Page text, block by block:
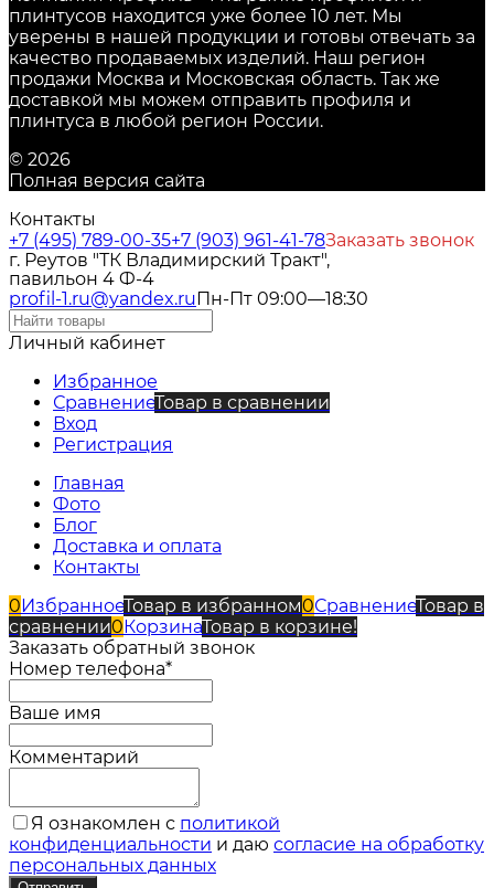
плинтусов находится уже более 10 лет. Мы
уверены в нашей продукции и готовы отвечать за
качество продаваемых изделий. Наш регион
продажи Москва и Московская область. Так же
доставкой мы можем отправить профиля и
плинтуса в любой регион России.
© 2026
Полная версия сайта
Контакты
+7 (495) 789-00-35+7 (903) 961-41-78Заказать звонок
г. Реутов "ТК Владимирский Тракт",
павильон 4 Ф-4
profil-1.ru@yandex.ruПн-Пт 09:00—18:30
Личный кабинет
Избранное
СравнениеТовар в сравнении
Вход
Регистрация
Главная
Фото
Блог
Доставка и оплата
Контакты
0ИзбранноеТовар в избранном0СравнениеТовар в
сравнении0КорзинаТовар в корзине!
Заказать обратный звонок
Номер телефона*
Ваше имя
Комментарий
Я ознакомлен с политикой
конфиденциальности и даю согласие на обработку
персональных данных